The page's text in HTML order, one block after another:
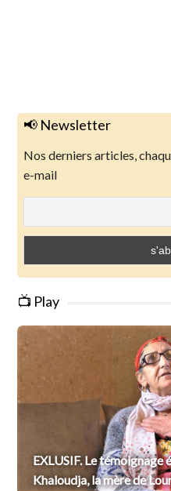
📢 Newsletter
Nos derniers articles,
e-mail
📺 Play
EXLUSIF. Le témoignage
Khaloudja, la mère de